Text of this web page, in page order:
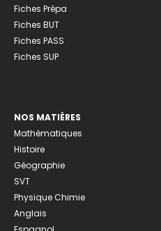
Fiches Prépa
Fiches BUT
Fiches PASS
Fiches SUP
NOS MATIÈRES
Mathématiques
Histoire
Géographie
SVT
Physique Chimie
Anglais